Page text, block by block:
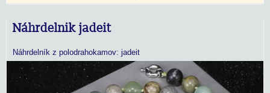
Náhrdelnik jadeit
Náhrdelník z polodrahokamov: jadeit